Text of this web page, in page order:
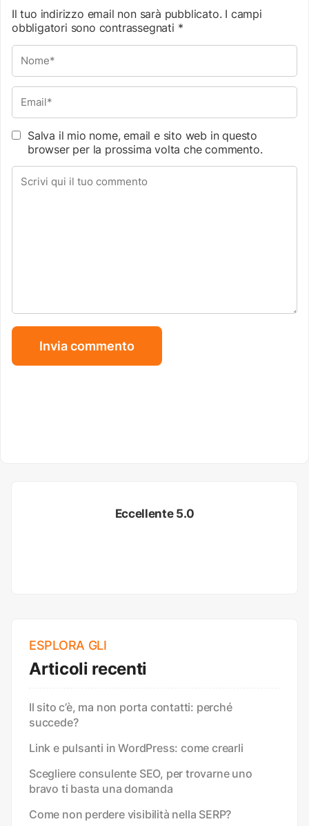
Il tuo indirizzo email non sarà pubblicato. I campi
obbligatori sono contrassegnati *
Salva il mio nome, email e sito web in questo
browser per la prossima volta che commento.
Eccellente 5.0
ESPLORA GLI
Articoli recenti
Il sito c’è, ma non porta contatti: perché
succede?
Link e pulsanti in WordPress: come crearli
Scegliere consulente SEO, per trovarne uno
bravo ti basta una domanda
Come non perdere visibilità nella SERP?